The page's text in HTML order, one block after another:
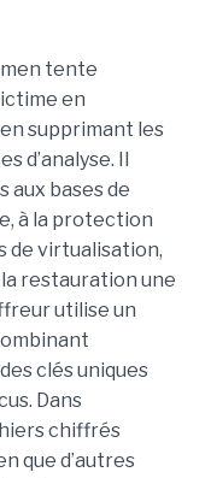
tente
en
supprimant les
d’analyse. Il
aux bases de
à la protection
de virtualisation,
restauration une
utilise un
clés uniques
Dans
chiffrés
que d’autres